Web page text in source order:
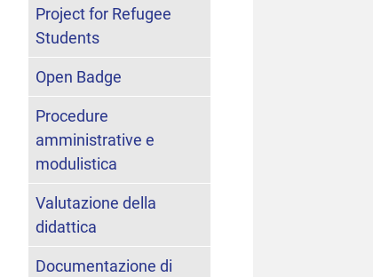
Project for Refugee
Students
Open Badge
Procedure
amministrative e
modulistica
Valutazione della
didattica
Documentazione di